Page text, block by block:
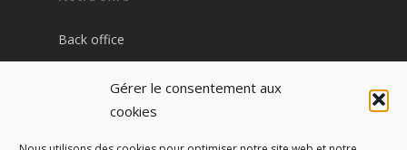
Gérer le consentement aux
cookies
Back office